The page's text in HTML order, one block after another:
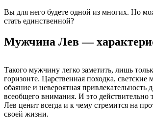
Вы для него будете одной из многих. Но
стать единственной?
Мужчина Лев —
Такого мужчину легко заметить, лишь
горизонте. Царственная походка, светские
обаяние и невероятная привлекательность
всеобщего внимания. И это действительно
Лев ценит всегда и к чему стремится на
своей жизни.